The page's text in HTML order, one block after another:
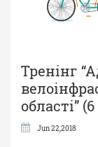
Тренінг
області”
Jun 22,2018